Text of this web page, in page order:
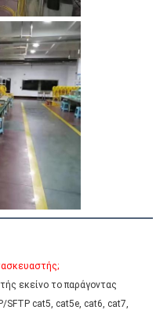
εκείνο το παράγοντας
SFTP cat5, cat5e, cat6, cat7,